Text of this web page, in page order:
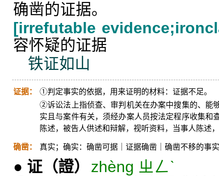
确凿的证据。
[irrefutable
容怀疑的证据
铁证如山
证据：
①判定事实的依据，用来证明的材料：证据不足。
②诉讼法上指侦查、审判机关在办案中搜集的、能
实且与案件有关，须经办案人员按法定程序收集和
陈述，被告人供述和辩解，视听资料，当事人陈述
确凿： 真实；确实：确凿可据｜证据确凿｜确凿不移的事
● 证 （證）
zhèng ㄓㄥˋ